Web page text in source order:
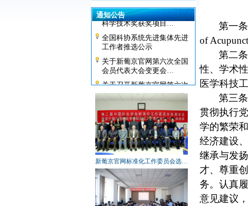
通知公告
关于表彰第六届新葡京官网
科学技术奖获奖项目…
工作者推选公示
会员代表大会变更会…
全国会员代表大会的…
关于报送2016年度工作总结
和2017年度工作计划的…
关于第三批新葡京官网科普
教育基地候选单位的…
2016年新葡京官网科学技术
奖初评通过项目公示
关于推荐新葡京官网第六次
会员代表大会代表及…
声明
新葡京官网标准化工作委员会选…
第一条
of
第二条
性、学术
医学科技
第三条
贯彻执行
学的繁荣
经济建设
继承与发
才、尊重
务。认真
意见建议